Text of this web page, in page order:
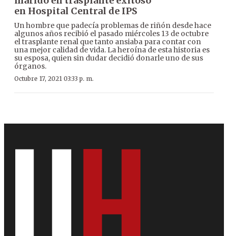
en Hospital Central de IPS
Un hombre que padecía problemas de riñón desde hace
algunos años recibió el pasado miércoles 13 de octubre
el trasplante renal que tanto ansiaba para contar con
una mejor calidad de vida. La heroína de esta historia es
su esposa, quien sin dudar decidió donarle uno de sus
órganos.
Octubre 17, 2021 03:33 p. m.